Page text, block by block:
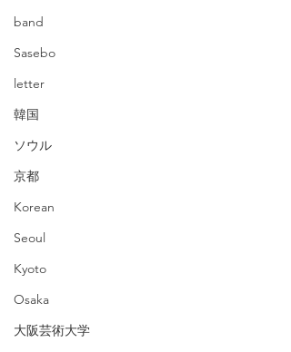
band
Sasebo
letter
韓国
ソウル
京都
Korean
Seoul
Kyoto
Osaka
大阪芸術大学